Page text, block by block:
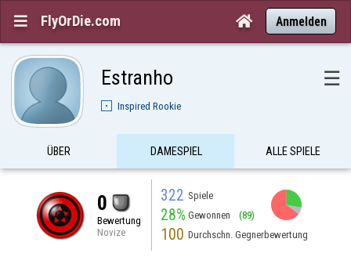
 FlyOrDie.com  Anmelden
Estranho ☰
Inspired Rookie
ÜBER DAMESPIEL ALLE SPIELE
0
Bewertung
Novize
322 Spiele
28% Gewonnen (89)
100 Durchschn. Gegnerbewertung